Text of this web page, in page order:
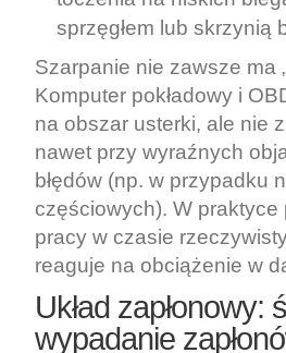
sprzęgłem lub skrzynią
Szarpanie nie zawsze ma
Komputer pokładowy i
na obszar usterki, ale nie
nawet przy wyraźnych
błędów (np. w przypadku
częściowych). W
pracy w czasie
reaguje na obciążenie w
Układ
wypadanie